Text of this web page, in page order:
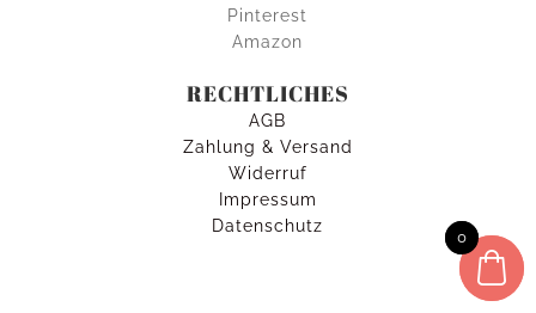
Pinterest
Amazon
RECHTLICHES
AGB
Zahlung & Versand
Widerruf
Impressum
Datenschutz
0
0